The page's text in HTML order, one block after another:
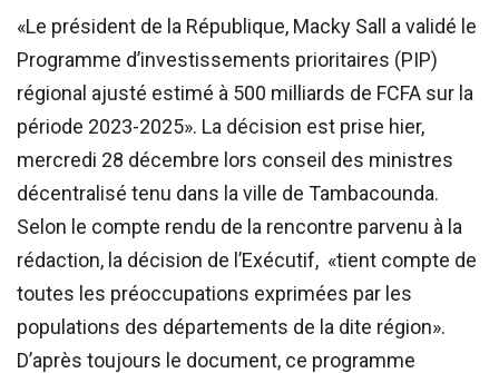
«Le président de la République, Macky Sall a validé le
Programme d’investissements prioritaires (PIP)
régional ajusté estimé à 500 milliards de FCFA sur la
période 2023-2025». La décision est prise hier,
mercredi 28 décembre lors conseil des ministres
décentralisé tenu dans la ville de Tambacounda.
Selon le compte rendu de la rencontre parvenu à la
rédaction, la décision de l’Exécutif, «tient compte de
toutes les préoccupations exprimées par les
populations des départements de la dite région».
D’après toujours le document, ce programme